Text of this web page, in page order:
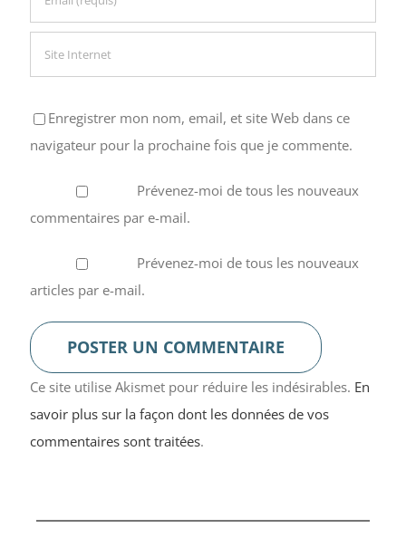
Enregistrer mon nom, email, et site Web dans ce
navigateur pour la prochaine fois que je commente.
Prévenez-moi de tous les nouveaux
commentaires par e-mail.
Prévenez-moi de tous les nouveaux
articles par e-mail.
Ce site utilise Akismet pour réduire les indésirables. En
savoir plus sur la façon dont les données de vos
commentaires sont traitées.